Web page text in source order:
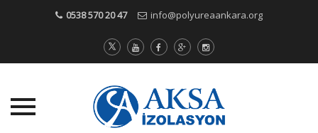
0538 570 20 47 info@polyureaankara.org